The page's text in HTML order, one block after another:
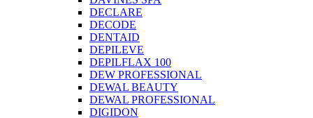
DECLARE
DECODE
DENTAID
DEPILEVE
DEPILFLAX 100
DEW PROFESSIONAL
DEWAL BEAUTY
DEWAL PROFESSIONAL
DIGIDON